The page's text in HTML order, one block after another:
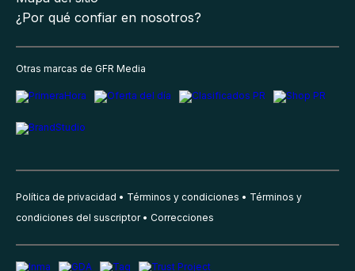
¿Por qué confiar en nosotros?
Otras marcas de GFR Media
Política de privacidad Términos y condiciones
Términos y
condiciones del suscriptor
Correcciones